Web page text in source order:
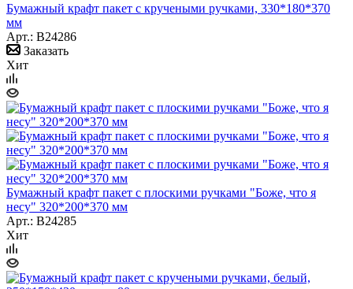
Бумажный крафт пакет с кручеными ручками, 330*180*370
мм
Арт.: B24286
Заказать
Хит
Бумажный крафт пакет с плоскими ручками "Боже, что я
несу" 320*200*370 мм
Арт.: B24285
Хит